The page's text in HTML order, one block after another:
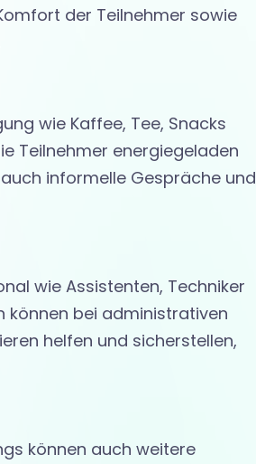
der Teilnehmer sowie
wie Kaffee, Tee, Snacks
Teilnehmer energiegeladen
informelle Gespräche und
wie Assistenten, Techniker
können bei administrativen
helfen und sicherstellen,
können auch weitere